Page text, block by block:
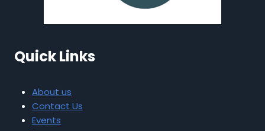
Quick Links
About us
Contact Us
Events